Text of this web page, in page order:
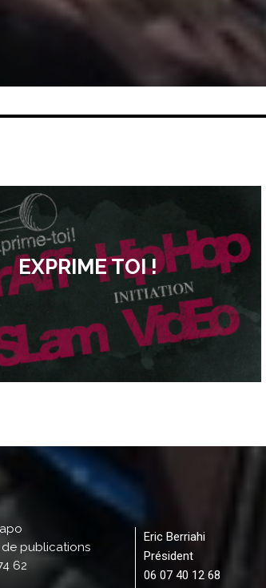
EXPRIME TOI !
publications
62
Eric Berriahi
Président
06 07 40 12 68